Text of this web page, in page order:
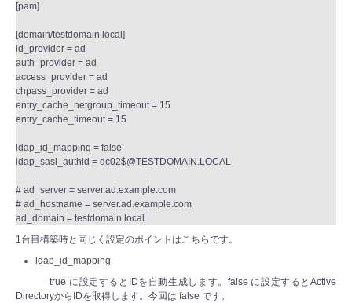
[pam]
[domain/testdomain.local]
id_provider = ad
auth_provider = ad
access_provider = ad
chpass_provider = ad
entry_cache_netgroup_timeout = 15
entry_cache_timeout = 15
ldap_id_mapping = false
ldap_sasl_authid = dc02$@TESTDOMAIN.LOCAL
# ad_server = server.ad.example.com
# ad_hostname = server.ad.example.com
ad_domain = testdomain.local
1台目構築時と同じく設定のポイントはこちらです。
ldap_id_mapping
true に設定するとIDを自動生成します。false に設定するとActive
DirectoryからIDを取得します。今回は false です。